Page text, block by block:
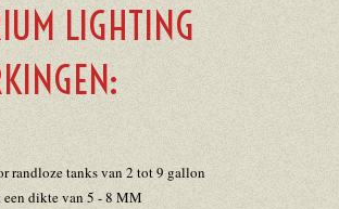
LIGHTING
randloze tanks van 2 tot 9 gallon
een dikte van 5 - 8 MM